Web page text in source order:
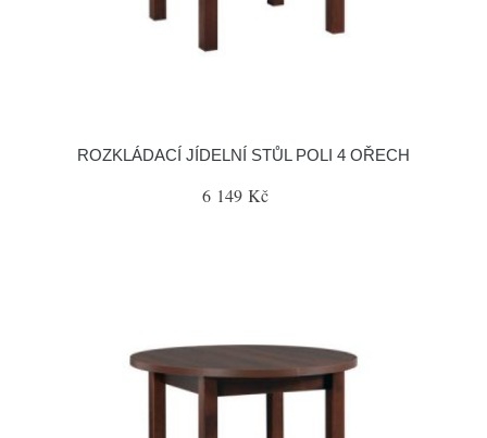
ROZKLÁDACÍ JÍDELNÍ STŮL POLI 4 OŘECH
6 149 Kč